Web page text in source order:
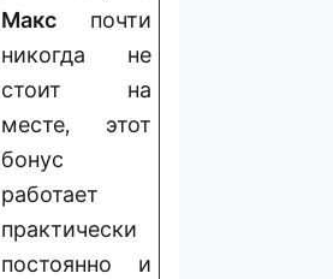
Макс почти
никогда не
стоит на
месте, этот
бонус
работает
практически
постоянно и